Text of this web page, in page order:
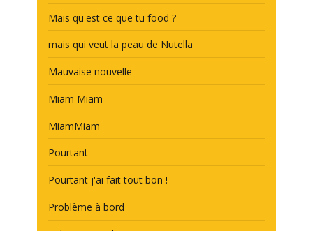
Mais qu'est ce que tu food ?
mais qui veut la peau de Nutella
Mauvaise nouvelle
Miam Miam
MiamMiam
Pourtant
Pourtant j'ai fait tout bon !
Problème à bord